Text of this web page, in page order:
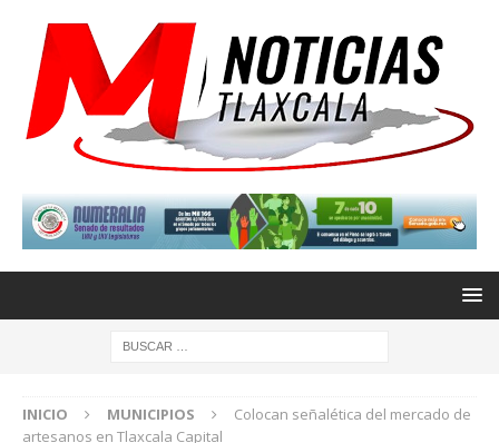
INICIO MUNICIPIOS
Colocan señalética del mercado de
artesanos en Tlaxcala Capital